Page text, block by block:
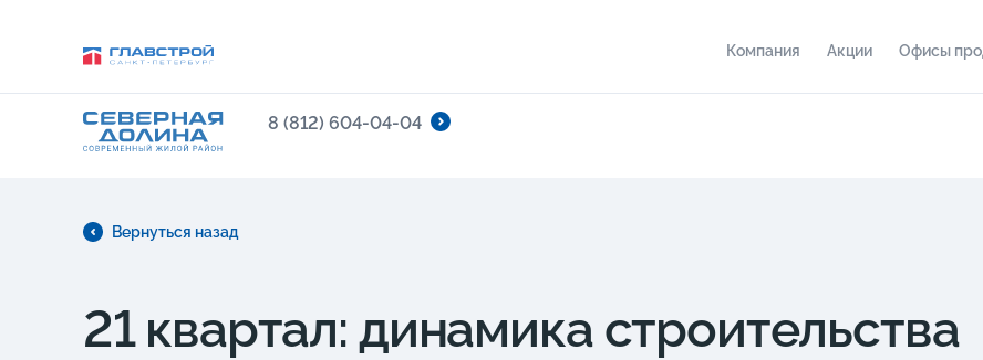
Компания Акции Офисы
8 (812) 604-04-04
Вернуться назад
21 квартал: динамика строительства